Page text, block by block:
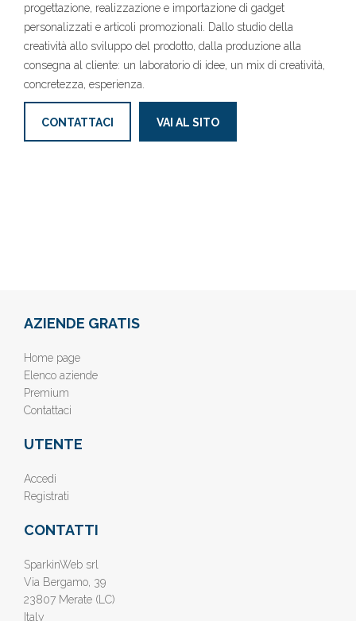
progettazione, realizzazione e importazione di gadget
personalizzati e articoli promozionali. Dallo studio della
creatività allo sviluppo del prodotto, dalla produzione alla
consegna al cliente: un laboratorio di idee, un mix di creatività,
concretezza, esperienza.
CONTATTACI VAI AL SITO
AZIENDE GRATIS
Home page
Elenco aziende
Premium
Contattaci
UTENTE
Accedi
Registrati
CONTATTI
SparkinWeb srl
Via Bergamo, 39
23807 Merate (LC)
Italy